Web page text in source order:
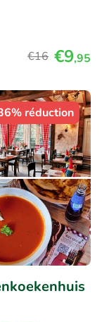
€16 €9,95
réduction